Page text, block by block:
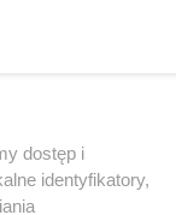
dostęp i
identyfikatory,